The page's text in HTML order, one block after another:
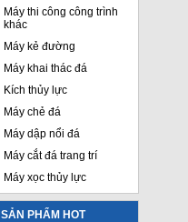
Máy thi công công trình
khác
Máy kẻ đường
Máy khai thác đá
Kích thủy lực
Máy chẻ đá
Máy dập nổi đá
Máy cắt đá trang trí
Máy xọc thủy lực
SẢN PHẨM HOT